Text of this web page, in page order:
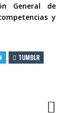
General de
y
TUMBLR